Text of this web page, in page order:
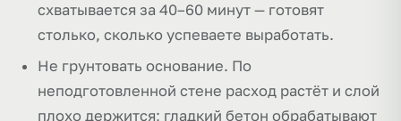
схватывается за 40–60 минут — готовят
столько, сколько успеваете выработать.
Не грунтовать основание. По
неподготовленной стене расход растёт и слой
плохо держится; гладкий бетон обрабатывают